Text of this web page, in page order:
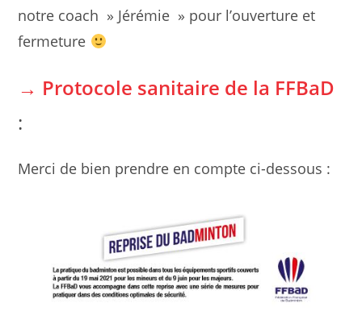
notre coach » Jérémie » pour l’ouverture et
fermeture
→ Protocole sanitaire de la FFBaD
:
Merci de bien prendre en compte ci-dessous :